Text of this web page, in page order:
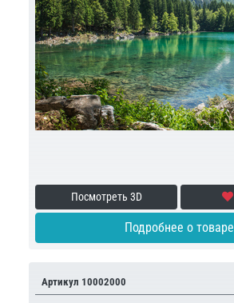
Посмотреть 3D
Подробнее о товаре
Артикул 10002000